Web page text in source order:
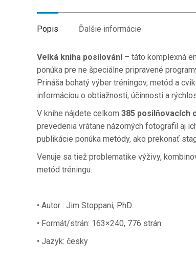
Popis Ďalšie informácie
Velká kniha posilování– táto komplexná
ponúka pre ne špeciálne pripravené
Prináša bohatý výber tréningov, metód a
informáciou o obtiažnosti, účinnosti a
V knihe nájdete celkom 385 posilňovacích
prevedenia vrátane názorných fotografií aj
publikácie ponúka metódy, ako prekonať
Venuje sa tiež problematike výživy,
metód tréningu.
• Autor : Jim Stoppani, PhD.
• Formát/strán: 163×240, 776 strán
• Jazyk: česky